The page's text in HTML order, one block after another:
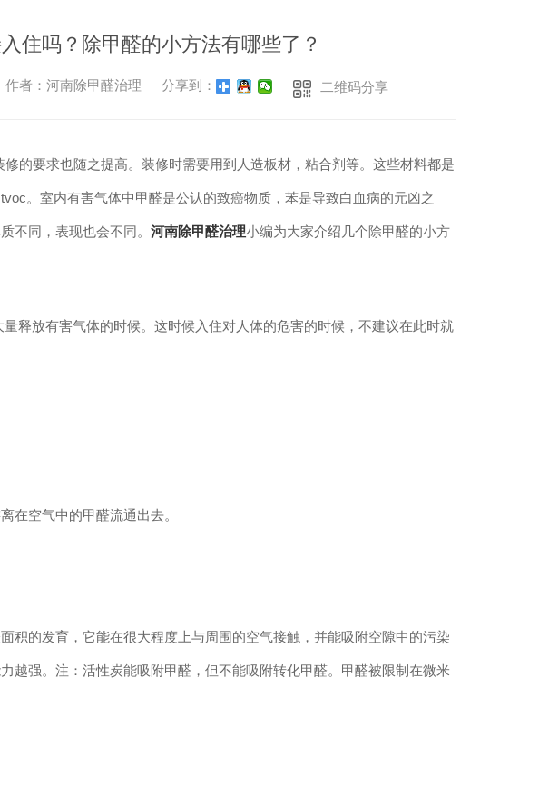
住吗？除甲醛的小方法有哪些了？
者：河南除甲醛治理 分享到： 二维码分享
的要求也随之提高。装修时需要用到人造板材，粘合剂等。这些材料都是
。室内有害气体中甲醛是公认的致癌物质，苯是导致白血病的元凶之
不同，表现也会不同。河南除甲醛治理小编为大家介绍几个除甲醛的小方
释放有害气体的时候。这时候入住对人体的危害的时候，不建议在此时就
在空气中的甲醛流通出去。
积的发育，它能在很大程度上与周围的空气接触，并能吸附空隙中的污染
越强。注：活性炭能吸附甲醛，但不能吸附转化甲醛。甲醛被限制在微米